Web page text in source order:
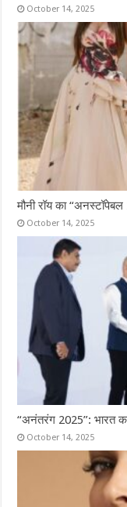
October 14, 2025
मौनी रॉय का
October 14, 2025
“अनंतरंग 2025”: भारत
October 14, 2025